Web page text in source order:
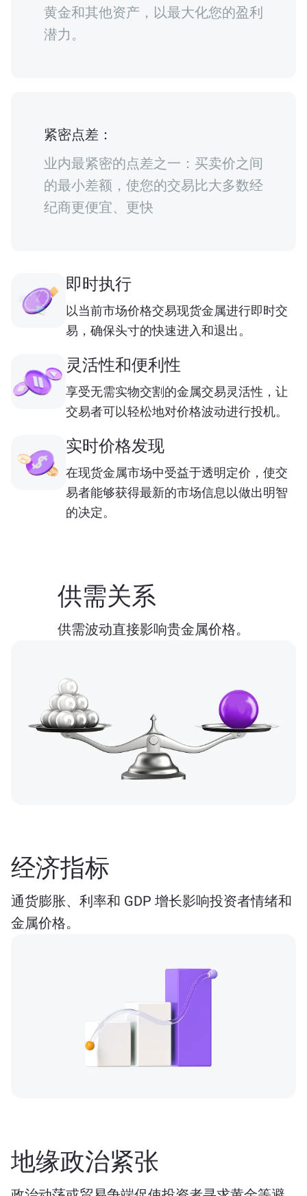
黄金和其他资产，以最大化您的盈利
潜力。
紧密点差：
业内最紧密的点差之一：买卖价之间
的最小差额，使您的交易比大多数经
纪商更便宜、更快
即时执行
以当前市场价格交易现货金属进行即时交
易，确保头寸的快速进入和退出。
灵活性和便利性
享受无需实物交割的金属交易灵活性，让
交易者可以轻松地对价格波动进行投机。
实时价格发现
在现货金属市场中受益于透明定价，使交
易者能够获得最新的市场信息以做出明智
的决定。
供需关系
供需波动直接影响贵金属价格。
经济指标
通货膨胀、利率和 GDP 增长影响投资者情绪和
金属价格。
地缘政治紧张